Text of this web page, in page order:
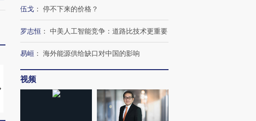
视线｜HYROX的吸金
术：是什么让中产们甘
马航飞行员跨国走私7万
粒摇头丸 尿检体内含3种
视线｜被称为“蟑螂”的印
度Z世代 用街头抗争将教
育部长拱下台
伍戈 ： 停不下来的价格？
罗志恒 ： 中美人工智能竞争：道路比技术更重要
易峘 ： 海外能源供给缺口对中国的影响
视频